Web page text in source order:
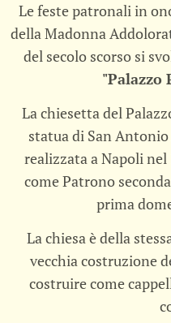
Le feste patronali in
della Madonna
del secolo scorso si
"Palazzo
La chiesetta del
statua di San
realizzata a Napoli
come Patrono
prima
La chiesa è della
vecchia costruzione
costruire come